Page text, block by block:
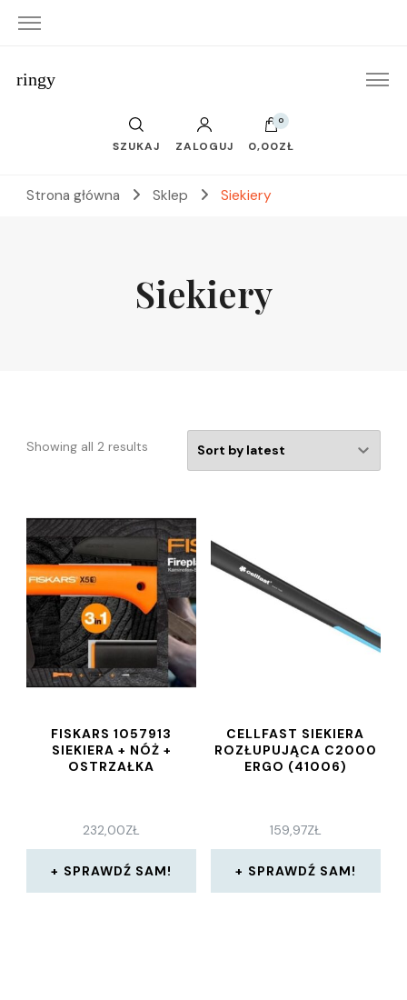
ringy
SZUKAJ ZALOGUJ
0
0,00ZŁ
Strona główna Sklep Siekiery
Siekiery
Showing all 2 results
FISKARS 1057913
SIEKIERA + NÓŻ +
OSTRZAŁKA
232,00ZŁ
SPRAWDŹ SAM!
CELLFAST SIEKIERA
ROZŁUPUJĄCA C2000
ERGO (41006)
159,97ZŁ
SPRAWDŹ SAM!